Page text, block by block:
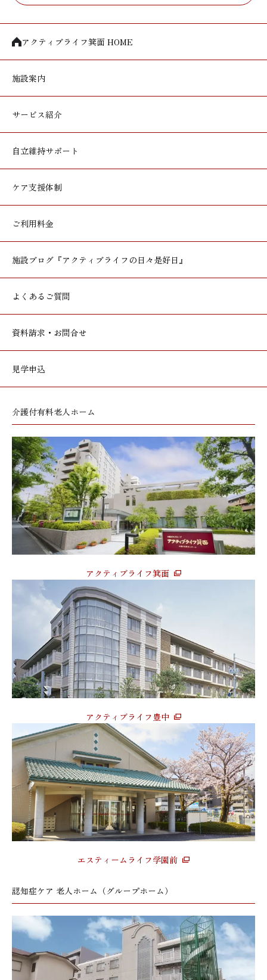
アクティブライフ箕面 HOME
施設案内
サービス紹介
自立維持サポート
ケア支援体制
ご利用料金
施設ブログ 『アクティブライフの日々是好日』
よくあるご質問
資料請求・お問合せ
見学申込
介護付有料老人ホーム
アクティブライフ箕面
アクティブライフ豊中
エスティームライフ学園前
認知症ケア 老人ホーム（グループホーム）